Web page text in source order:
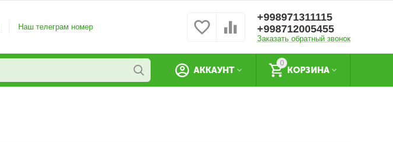
Наш телеграм номер
+998971311115
+998712005455
Заказать обратный звонок
0
КОРЗИНА
АККАУНТ